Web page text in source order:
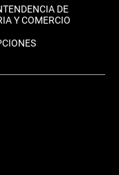
DE
Y COMERCIO